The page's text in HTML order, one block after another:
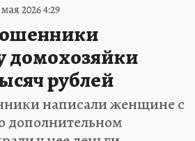
2026 4:29
домохозяйки
рублей
написали женщине с
дополнительном